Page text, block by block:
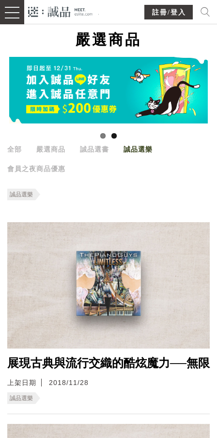
註冊/登入
嚴選商品
全部 嚴選商品 誠品選書 誠品選樂
會員之夜商品優惠
誠品選樂
展現古典與流行交織的酷炫魔力──無限
上架日期 2018/11/28
誠品選樂